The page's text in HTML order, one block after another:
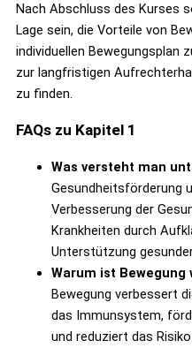
Nach Abschluss des Kurses
Lage sein, die Vorteile von
individuellen Bewegungsplan
zur langfristigen
zu finden.
FAQs zu Kapitel 1
Was versteht man
Gesundheitsförderung
Verbesserung der
Krankheiten durch
Unterstützung
Warum ist
Bewegung verbessert
das Immunsystem,
und reduziert das